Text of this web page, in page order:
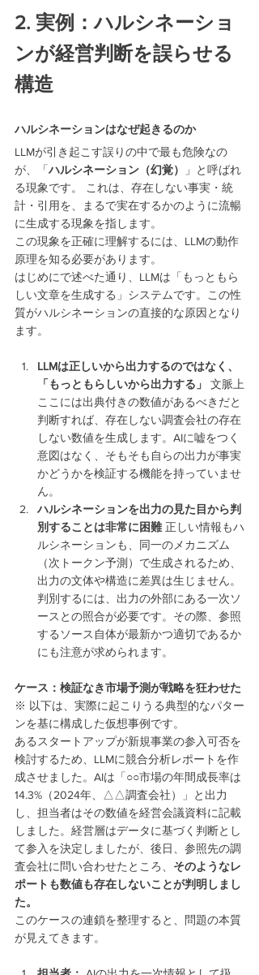
2. 実例：ハルシネーショ
ンが経営判断を誤らせる
構造
ハルシネーションはなぜ起きるのか
LLMが引き起こす誤りの中で最も危険なの
が、「ハルシネーション（幻覚）
」と呼ばれ
る現象です。 これは、存在しない事実・統
計・引用を、まるで実在するかのように流暢
に生成する現象を指します。
この現象を正確に理解するには、LLMの動作
原理を知る必要があります。
はじめにで述べた通り、LLMは「もっともら
しい文章を生成する」システムです。この性
質がハルシネーションの直接的な原因となり
ます。
LLMは正しいから出力するのではなく、
「もっともらしいから出力する」
文脈上
ここには出典付きの数値があるべきだと
判断すれば、存在しない調査会社の存在
しない数値を生成します。AIに嘘をつく
意図はなく、そもそも自らの出力が事実
かどうかを検証する機能を持っていませ
ん。
ハルシネーションを出力の見た目から判
別することは非常に困難 正しい情報もハ
ルシネーションも、同一のメカニズム
（次トークン予測）で生成されるため、
出力の文体や構造に差異は生じません。
判別するには、出力の外部にある一次ソ
ースとの照合が必要です。その際、参照
するソース自体が最新かつ適切であるか
にも注意が求められます。
ケース：検証なき市場予測が戦略を狂わせた
※ 以下は、実際に起こりうる典型的なパター
ンを基に構成した仮想事例です。
あるスタートアップが新規事業の参入可否を
検討するため、LLMに競合分析レポートを作
成させました。AIは「○○市場の年間成長率は
14.3%（2024年、△△調査会社）」と出力
し、担当者はその数値を経営会議資料に記載
しました。経営層はデータに基づく判断とし
て参入を決定しましたが、後日、参照先の調
査会社に問い合わせたところ、 そのようなレ
ポートも数値も存在しないことが判明しまし
た。
このケースの連鎖を整理すると、問題の本質
が見えてきます。